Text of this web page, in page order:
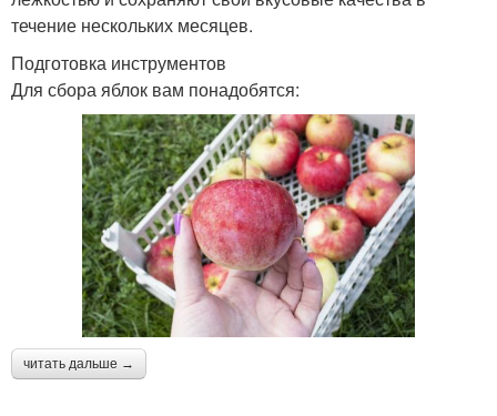
течение нескольких месяцев.
Подготовка инструментов
Для сбора яблок вам понадобятся:
читать дальше →